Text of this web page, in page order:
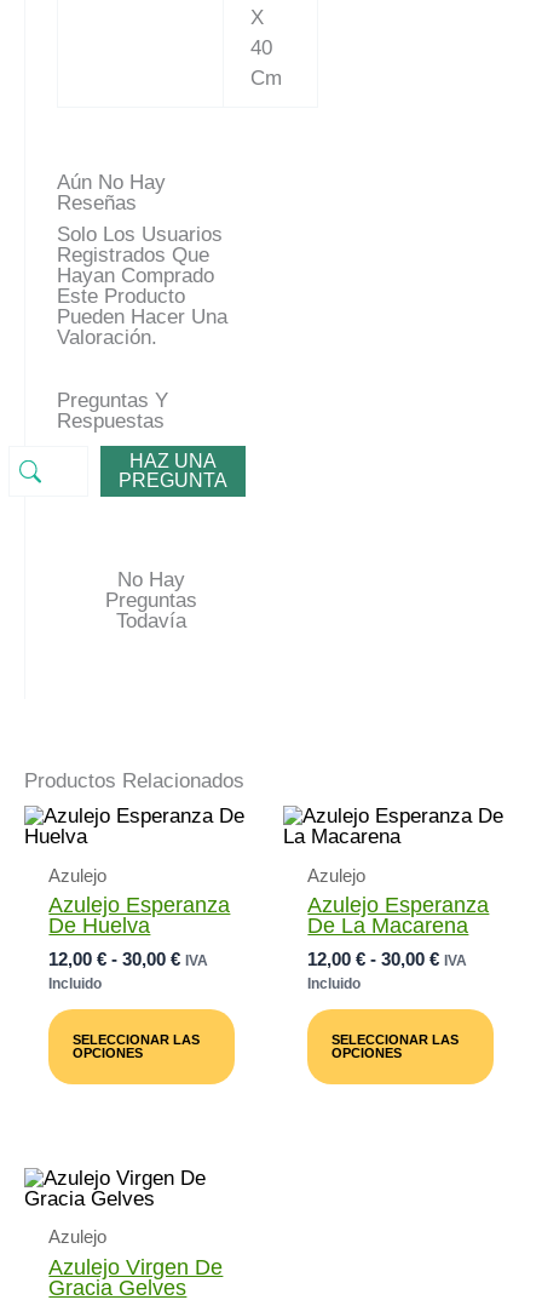
X
40
Cm
Aún No Hay
Reseñas
Solo Los Usuarios
Registrados Que
Hayan Comprado
Este Producto
Pueden Hacer Una
Valoración.
Preguntas Y
Respuestas
HAZ UNA
PREGUNTA
No Hay
Preguntas
Todavía
Productos Relacionados
Azulejo
Azulejo Esperanza
De Huelva
12,00€ - 30,00€Rango
Desde
12,00 €
Hasta
IVA
Incluido
SELECCIONAR LAS
OPCIONES
Producto
Múltiples
Azulejo
Azulejo Esperanza
De La Macarena
12,00€ - 30,00€Rango
Desde
12,00 €
Hasta
IVA
Incluido
SELECCIONAR LAS
OPCIONES
Azulejo
Azulejo Virgen De
Gracia Gelves